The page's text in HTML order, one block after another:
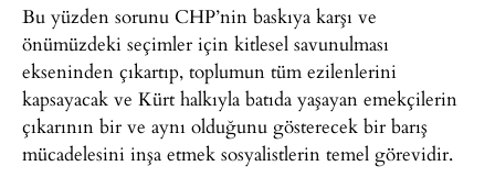
Bu yüzden sorunu CHP’nin baskıya karşı ve
önümüzdeki seçimler için kitlesel savunulması
ekseninden çıkartıp, toplumun tüm ezilenlerini
kapsayacak ve Kürt halkıyla batıda yaşayan emekçilerin
çıkarının bir ve aynı olduğunu gösterecek bir barış
mücadelesini inşa etmek sosyalistlerin temel görevidir.